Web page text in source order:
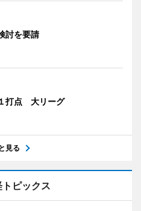
討を要請
打点 大リーグ
見る
ピックス